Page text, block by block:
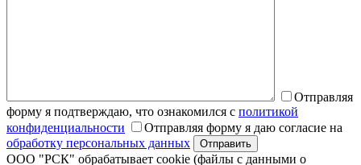
Отправляя
форму я подтверждаю, что ознакомился с политикой
конфиденциальности
Отправляя форму я даю согласие на
обработку персональных данных
ООО "РСК" обрабатывает cookie (файлы с данными о